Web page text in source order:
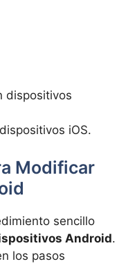
dispositivos
iOS.
Modificar
sencillo
Android.
los pasos